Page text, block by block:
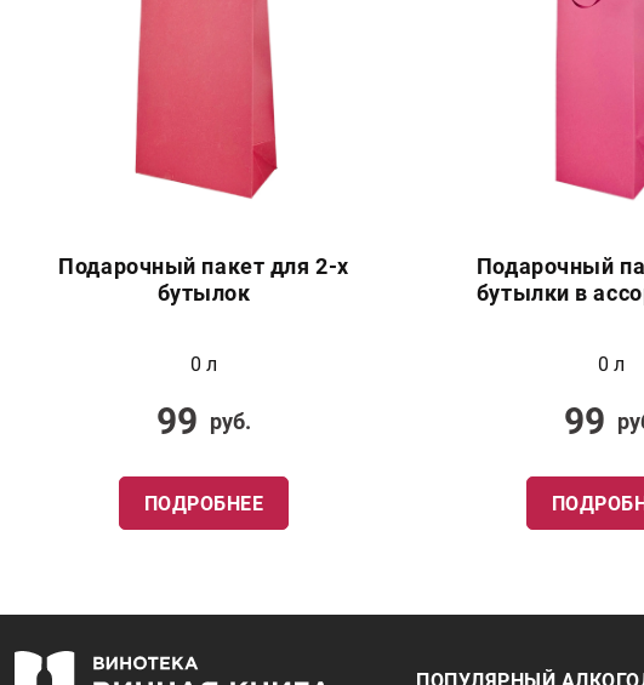
Подарочный пакет для 2-х
бутылок
0 л
99 руб.
ПОДРОБНЕЕ
Подарочный
бутылки в
0 л
99